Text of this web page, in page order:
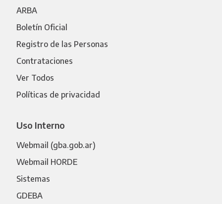
ARBA
Boletín Oficial
Registro de las Personas
Contrataciones
Ver Todos
Políticas de privacidad
Uso Interno
Webmail (gba.gob.ar)
Webmail HORDE
Sistemas
GDEBA